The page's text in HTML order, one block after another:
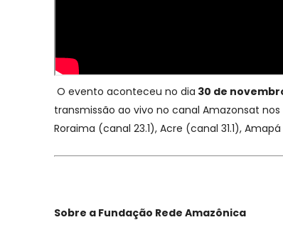
O evento aconteceu no dia 30 de
transmissão ao vivo no canal Amazonsat
Roraima (canal 23.1), Acre (canal 31.1),
Sobre a Fundação Rede Amazônica